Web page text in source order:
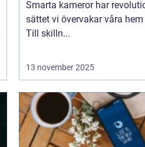
Smarta kameror har
sättet vi övervakar våra
Till skilln...
13 november 2025